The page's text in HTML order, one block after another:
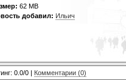
62 МВ
добавил: Ильич
0.0/0 | Комментарии (0)